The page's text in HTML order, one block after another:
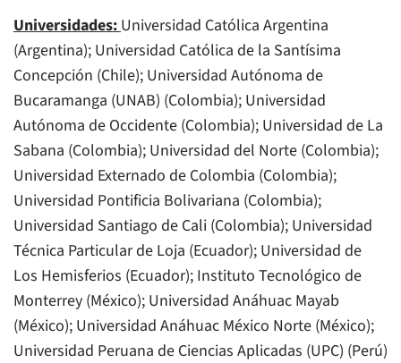
Universidades: Universidad Católica Argentina
(Argentina); Universidad Católica de la Santísima
Concepción (Chile); Universidad Autónoma de
Bucaramanga (UNAB) (Colombia); Universidad
Autónoma de Occidente (Colombia); Universidad de La
Sabana (Colombia); Universidad del Norte (Colombia);
Universidad Externado de Colombia (Colombia);
Universidad Pontificia Bolivariana (Colombia);
Universidad Santiago de Cali (Colombia); Universidad
Técnica Particular de Loja (Ecuador); Universidad de
Los Hemisferios (Ecuador); Instituto Tecnológico de
Monterrey (México); Universidad Anáhuac Mayab
(México); Universidad Anáhuac México Norte (México);
Universidad Peruana de Ciencias Aplicadas (UPC) (Perú)